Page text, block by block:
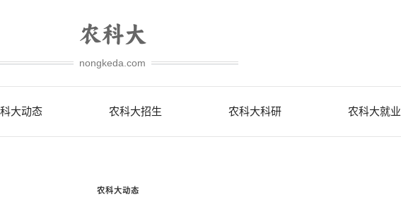
nongkeda.com
大动态 农科大招生 农科大科研 农科大就业
农科大动态